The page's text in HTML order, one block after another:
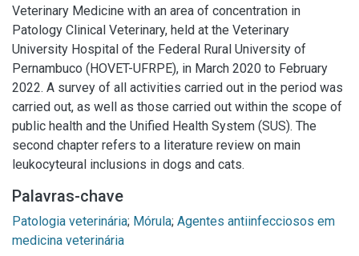
Veterinary Medicine with an area of concentration in
Patology Clinical Veterinary, held at the Veterinary
University Hospital of the Federal Rural University of
Pernambuco (HOVET-UFRPE), in March 2020 to February
2022. A survey of all activities carried out in the period was
carried out, as well as those carried out within the scope of
public health and the Unified Health System (SUS). The
second chapter refers to a literature review on main
leukocyteural inclusions in dogs and cats.
Palavras-chave
Patologia veterinária; Mórula; Agentes antiinfecciosos em
medicina veterinária